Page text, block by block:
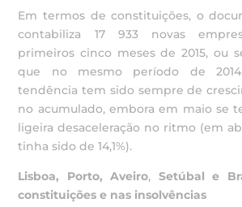
Em termos de constituições, o
contabiliza 17 933 novas
primeiros cinco meses de 2015, ou
que no mesmo período de
tendência tem sido sempre de
no acumulado, embora em maio se
ligeira desaceleração no ritmo (em
tinha sido de 14,1%).
Lisboa, Porto, Aveiro, Setúbal e
constituições e nas insolvências